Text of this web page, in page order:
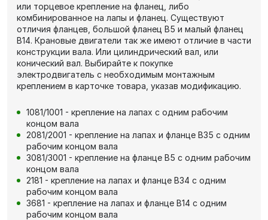
или торцевое крепление на фланец, либо
комбинированное на лапы и фланец. Существуют
отличия фланцев, большой фланец В5 и малый фланец
В14. Крановые двигатели так же имеют отличие в части
конструкции вала. Или цилиндрический вал, или
конический вал. Выбирайте к покупке
электродвигатель с необходимым монтажным
креплением в карточке товара, указав модификацию.
1081/1001 - крепление на лапах с одним рабочим
концом вала
2081/2001 - крепление на лапах и фланце В35 с одним
рабочим концом вала
3081/3001 - крепление на фланце В5 с одним рабочим
концом вала
2181 - крепление на лапах и фланце В34 с одним
рабочим концом вала
3681 - крепление на лапах и фланце В14 с одним
рабочим концом вала